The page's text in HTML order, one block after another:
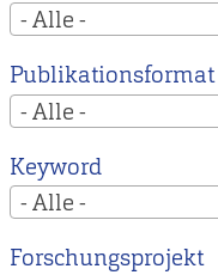
- Alle -
Publikationsformat
- Alle -
Keyword
- Alle -
Forschungsprojekt